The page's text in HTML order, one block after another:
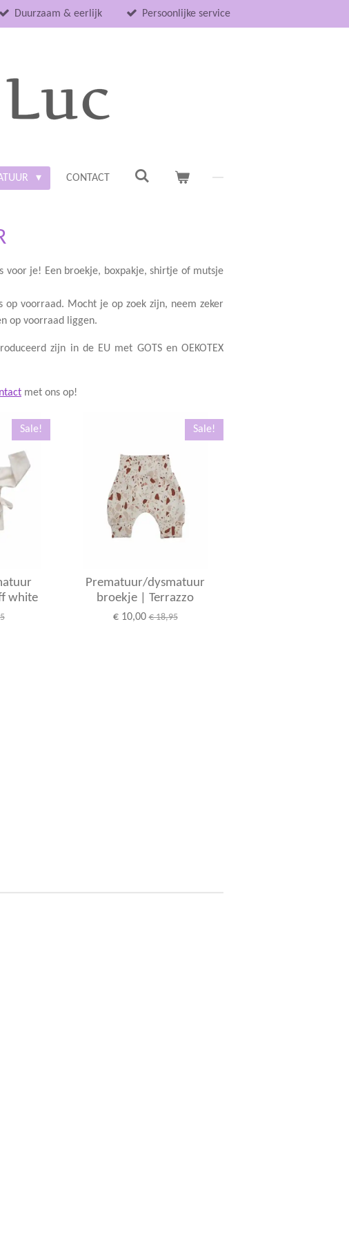
Duurzaam & eerlijk Persoonlijke service
CONTACT
je! Een broekje, boxpakje, shirtje of mutsje
voorraad. Mocht je op zoek zijn, neem zeker
op voorraad liggen.
zijn in de EU met GOTS en OEKOTEX
met ons op!
Sale!
white
Sale!
Prematuur/dysmatuur
broekje | Terrazzo
€ 10,00 € 18,95